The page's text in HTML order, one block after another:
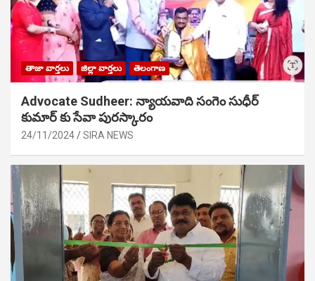
తాజా వార్తలు జిల్లా వార్తలు తెలంగాణ
Advocate Sudheer: న్యాయవాది సంగెం సుధీర్
కుమార్ కు సేవా పురస్కారం
24/11/2024 SIRA NEWS